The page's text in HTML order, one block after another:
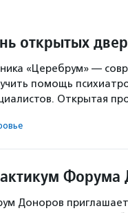
открытых
«Церебрум» —
помощь
Открытая
Форума
Доноров